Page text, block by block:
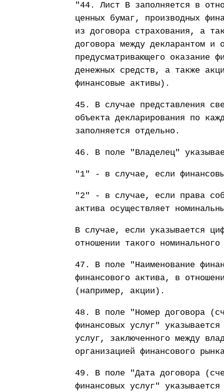
"44. Лист В заполняется в
ценных бумаг, производных
из договора страхования, а
договора между декларантом и
предусматривающего оказание
денежных средств, а также
финансовые активы).
45. В случае представления
объекта декларирования по
заполняется отдельно.
46. В поле "Владелец"
"1" - в случае, если
"2" - в случае, если права
актива осуществляет
В случае, если указывается
отношении такого
47. В поле "Наименование
финансового актива, в
(например, акции).
48. В поле "Номер договора
финансовых услуг"
услуг, заключенного между
организацией финансового
49. В поле "Дата договора
финансовых услуг"